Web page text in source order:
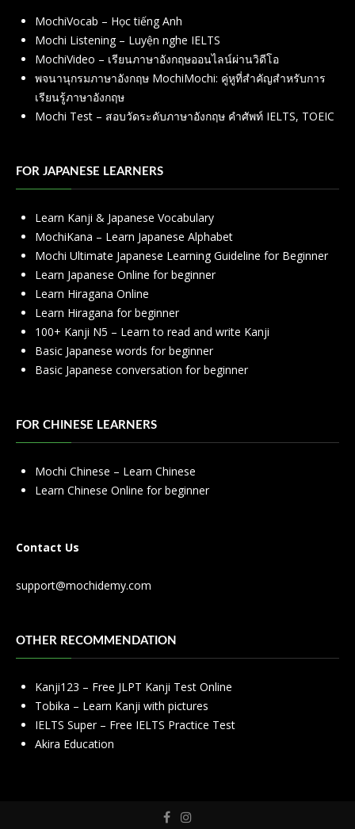
MochiVocab – Học tiếng Anh
Mochi Listening – Luyện nghe IELTS
MochiVideo – เรียนภาษาอังกฤษออนไลน์ผ่านวิดีโอ
พจนานุกรมภาษาอังกฤษ MochiMochi: คู่หูที่สำคัญสำหรับการ
เรียนรู้ภาษาอังกฤษ
Mochi Test – สอบวัดระดับภาษาอังกฤษ คำศัพท์ IELTS, TOEIC
FOR JAPANESE LEARNERS
Learn Kanji & Japanese Vocabulary
MochiKana – Learn Japanese Alphabet
Mochi Ultimate Japanese Learning Guideline for Beginner
Learn Japanese Online for beginner
Learn Hiragana Online
Learn Hiragana for beginner
100+ Kanji N5 – Learn to read and write Kanji
Basic Japanese words for beginner
Basic Japanese conversation for beginner
FOR CHINESE LEARNERS
Mochi Chinese – Learn Chinese
Learn Chinese Online for beginner
Contact Us
support@mochidemy.com
OTHER RECOMMENDATION
Kanji123 – Free JLPT Kanji Test Online
Tobika – Learn Kanji with pictures
IELTS Super – Free IELTS Practice Test
Akira Education